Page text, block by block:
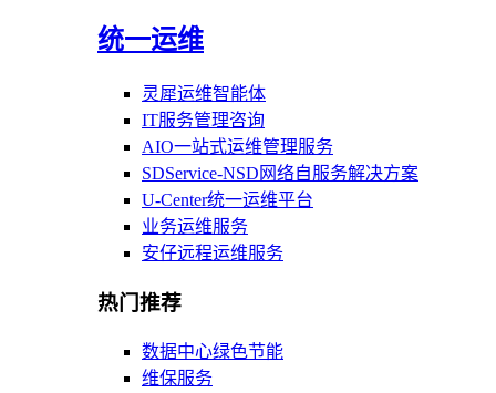
统一运维
灵犀运维智能体
IT服务管理咨询
AIO一站式运维管理服务
SDService-NSD网络自服务解决方案
U-Center统一运维平台
业务运维服务
安仔远程运维服务
热门推荐
数据中心绿色节能
维保服务